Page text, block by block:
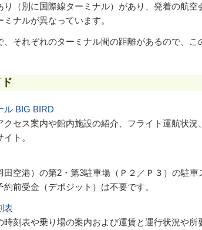
り（別に国際線ターミナル）があり、発着の航空
ミナルが異なっています。
、それぞれのターミナル間の距離があるので、こ
ル BIG BIRD
クセス案内や館内施設の紹介、フライト運航状況
ト。
田空港）の第2・第3駐車場（Ｐ２／Ｐ３）の駐車
約前受金（デポジット）は不要です。
表
時刻表や乗り場の案内および運賃と運行状況や所